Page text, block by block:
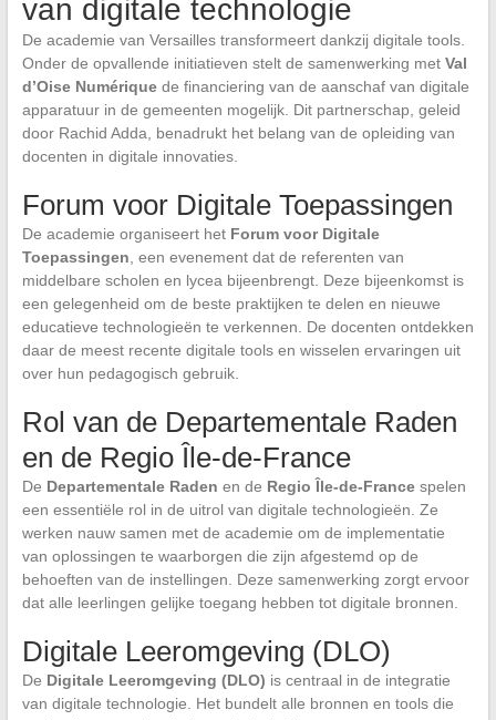
van digitale technologie
De academie van Versailles transformeert dankzij digitale tools.
Onder de opvallende initiatieven stelt de samenwerking met Val
d’Oise Numériquede financiering van de aanschaf van digitale
apparatuur in de gemeenten mogelijk. Dit partnerschap, geleid
door Rachid Adda, benadrukt het belang van de opleiding van
docenten in digitale innovaties.
Forum voor Digitale Toepassingen
De academie organiseert het Forum voor Digitale
Toepassingen, een evenement dat de referenten van
middelbare scholen en lycea bijeenbrengt. Deze bijeenkomst is
een gelegenheid om de beste praktijken te delen en nieuwe
educatieve technologieën te verkennen. De docenten ontdekken
daar de meest recente digitale tools en wisselen ervaringen uit
over hun pedagogisch gebruik.
Rol van de Departementale Raden
en de Regio Île-de-France
De Departementale Raden en de Regio Île-de-Francespelen
een essentiële rol in de uitrol van digitale technologieën. Ze
werken nauw samen met de academie om de implementatie
van oplossingen te waarborgen die zijn afgestemd op de
behoeften van de instellingen. Deze samenwerking zorgt ervoor
dat alle leerlingen gelijke toegang hebben tot digitale bronnen.
Digitale Leeromgeving (DLO)
De Digitale Leeromgeving (DLO) is centraal in de integratie
van digitale technologie. Het bundelt alle bronnen en tools die